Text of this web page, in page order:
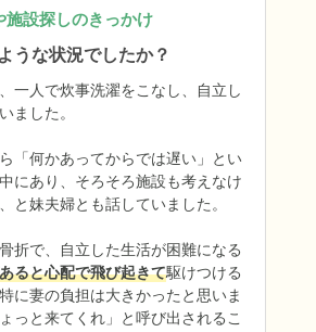
施設探しのきっかけ
うな状況でしたか？
一人で炊事洗濯をこなし、自立し
ました。
「何かあってからでは遅い」とい
にあり、そろそろ施設も考えなけ
と妹夫婦とも話していました。
折で、自立した生活が困難になる
ると心配で飛び起きて駆けつける
に妻の負担は大きかったと思いま
っと来てくれ」と呼び出されるこ